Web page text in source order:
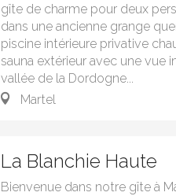
gîte de charme pour deux
dans une ancienne grange
piscine intérieure privative
sauna extérieur avec une vue
vallée de la Dordogne...
Martel
La Blanchie Haute
Bienvenue dans notre gîte à